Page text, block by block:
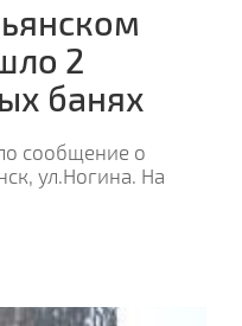
2
банях
сообщение о
ул.Ногина. На